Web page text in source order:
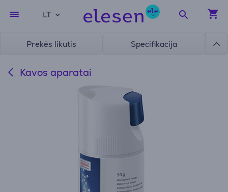
LT
Prekės likutis Specifikacija
Kavos aparatai